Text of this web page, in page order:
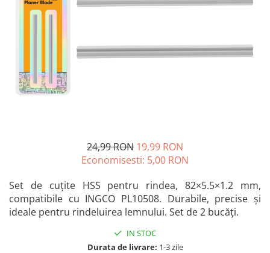
Mașini de șlefuit
Nivelă laser
Picamere
Accesorii pentru drujbă
Echipamente de protecție
Grătare și accesorii
Instalații sanitare
Lampi
Mașină de tocat carne
24,99 RON 19,99 RON
Economisesti: 5,00 RON
Set de cuțite HSS pentru rindea, 82×5.5×1.2 mm,
compatibile cu INGCO PL10508. Durabile, precise și
ideale pentru rindeluirea lemnului. Set de 2 bucăți.
IN STOC
Durata de livrare: 1-3 zile